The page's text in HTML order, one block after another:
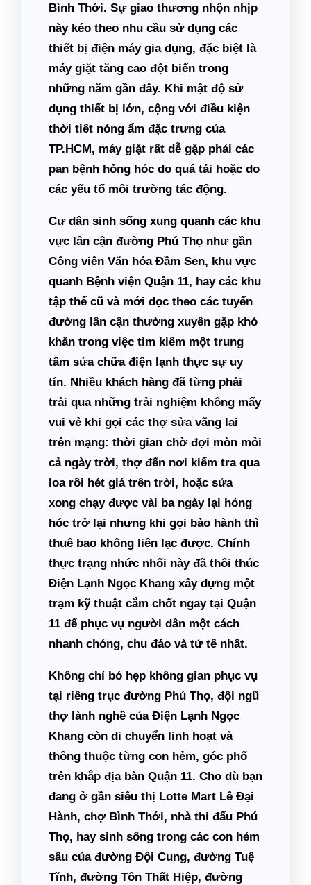
Bình Thới. Sự giao thương nhộn nhịp
này kéo theo nhu cầu sử dụng các
thiết bị điện máy gia dụng, đặc biệt là
máy giặt tăng cao đột biến trong
những năm gần đây. Khi mật độ sử
dụng thiết bị lớn, cộng với điều kiện
thời tiết nóng ẩm đặc trưng của
TP.HCM, máy giặt rất dễ gặp phải các
pan bệnh hỏng hóc do quá tải hoặc do
các yếu tố môi trường tác động.
Cư dân sinh sống xung quanh các khu
vực lân cận đường Phú Thọ như gần
Công viên Văn hóa Đầm Sen, khu vực
quanh Bệnh viện Quận 11, hay các khu
tập thể cũ và mới dọc theo các tuyến
đường lân cận thường xuyên gặp khó
khăn trong việc tìm kiếm một trung
tâm sửa chữa điện lạnh thực sự uy
tín. Nhiều khách hàng đã từng phải
trải qua những trải nghiệm không mấy
vui vẻ khi gọi các thợ sửa vãng lai
trên mạng: thời gian chờ đợi mòn mỏi
cả ngày trời, thợ đến nơi kiểm tra qua
loa rồi hét giá trên trời, hoặc sửa
xong chạy được vài ba ngày lại hỏng
hóc trở lại nhưng khi gọi bảo hành thì
thuê bao không liên lạc được. Chính
thực trạng nhức nhối này đã thôi thúc
Điện Lạnh Ngọc Khang xây dựng một
trạm kỹ thuật cắm chốt ngay tại Quận
11 để phục vụ người dân một cách
nhanh chóng, chu đáo và tử tế nhất.
Không chỉ bó hẹp không gian phục vụ
tại riêng trục đường Phú Thọ, đội ngũ
thợ lành nghề của Điện Lạnh Ngọc
Khang còn di chuyển linh hoạt và
thông thuộc từng con hẻm, góc phố
trên khắp địa bàn Quận 11. Cho dù bạn
đang ở gần siêu thị Lotte Mart Lê Đại
Hành, chợ Bình Thới, nhà thi đấu Phú
Thọ, hay sinh sống trong các con hẻm
sâu của đường Đội Cung, đường Tuệ
Tĩnh, đường Tôn Thất Hiệp, đường